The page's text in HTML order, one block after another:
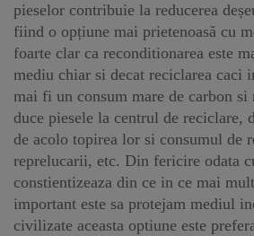
pieselor contribuie la reducerea
fiind o opțiune mai prietenoasă cu
foarte clar ca reconditionarea este
mediu chiar si decat reciclarea caci
mai fi un consum mare de carbon si
duce piesele la centrul de reciclare,
de acolo topirea lor si consumul de
reprelucarii, etc. Din fericire odata
constientizeaza din ce in ce mai
important este sa protejam mediul
civilizate aceasta optiune este